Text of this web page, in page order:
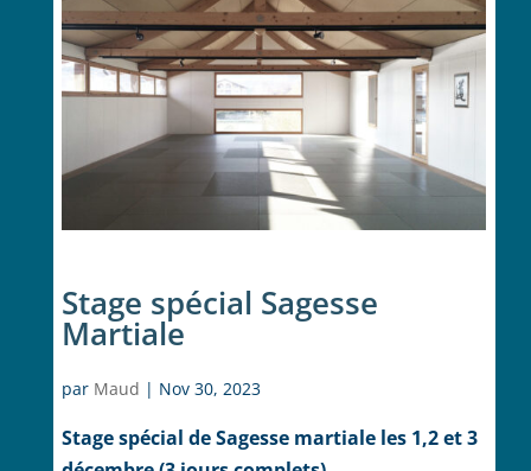
Stage spécial Sagesse
Martiale
par Maud | Nov 30, 2023
Stage spécial de Sagesse martiale les 1,2 et 3